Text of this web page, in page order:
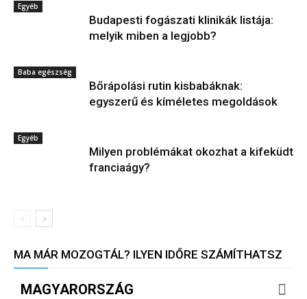
Egyéb
Budapesti fogászati klinikák listája:
melyik miben a legjobb?
Baba egészség
Bőrápolási rutin kisbabáknak:
egyszerű és kíméletes megoldások
Egyéb
Milyen problémákat okozhat a kifeküdt
franciaágy?
MA MÁR MOZOGTÁL? ILYEN IDŐRE SZÁMÍTHATSZ
MAGYARORSZÁG